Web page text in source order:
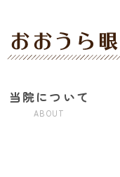
当院について
ABOUT